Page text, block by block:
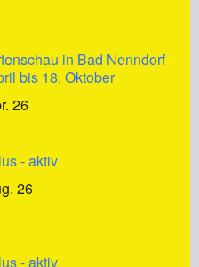
in Bad Nenndorf
bis 18. Oktober
26
- aktiv
26
- aktiv